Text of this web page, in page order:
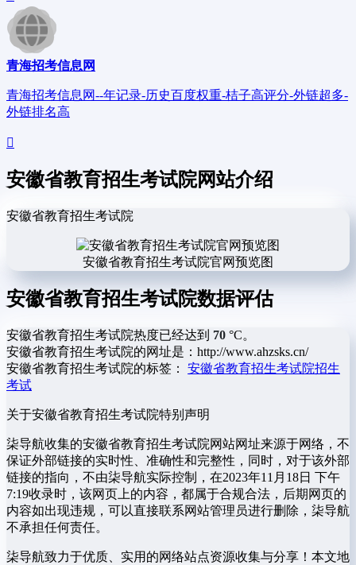
青海招考信息网
青海招考信息网--年记录-历史百度权重-桔子高评分-外链超多-
外链排名高
安徽省教育招生考试院网站介绍
安徽省教育招生考试院
安徽省教育招生考试院官网预览图
安徽省教育招生考试院数据评估
安徽省教育招生考试院热度已经达到 70 °C。
安徽省教育招生考试院的网址是：http://www.ahzsks.cn/
安徽省教育招生考试院的标签： 安徽省教育招生考试院招生
考试
关于安徽省教育招生考试院特别声明
柒导航收集的安徽省教育招生考试院网站网址来源于网络，不
保证外部链接的实时性、准确性和完整性，同时，对于该外部
链接的指向，不由柒导航实际控制，在2023年11月18日 下午
7:19收录时，该网页上的内容，都属于合规合法，后期网页的
内容如出现违规，可以直接联系网站管理员进行删除，柒导航
不承担任何责任。
柒导航致力于优质、实用的网络站点资源收集与分享！ 本文地